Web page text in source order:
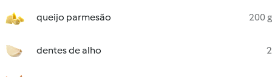
queijo parmesão
200 g
dentes de alho 2